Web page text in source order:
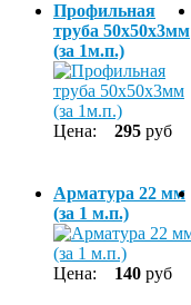
Профильная
труба 50х50х3мм
(за 1м.п.)
Цена: 295 руб
Арматура 22 мм
(за 1 м.п.)
Цена: 140 руб